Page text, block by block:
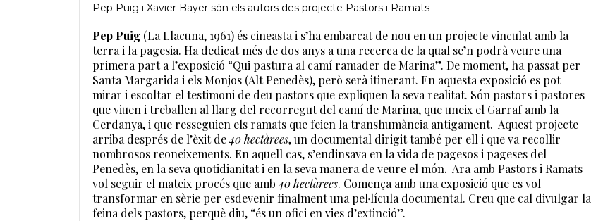
Pep Puig i Xavier Bayer són els autors des projecte Pastors i Ramats
Pep Puig (La Llacuna, 1961) és cineasta i s’ha embarcatde nou en un projecte vinculat amb la
terra i la pagesia. Ha dedicat més de dos anys a una recerca de la qual se’n podrà veure una
primera part a l’exposició “Qui pastura al camí ramader de Marina”. De moment, ha passat per
Santa Margarida i els Monjos (Alt Penedès), però serà itinerant. En aquesta exposició es pot
mirar i escoltar el testimoni de deu pastors que expliquen la seva realitat. Són pastors i pastores
que viuen i treballen al llarg del recorregut del camí de Marina, que uneix el Garraf amb la
Cerdanya, i que resseguien els ramats que feien la transhumància antigament. Aquest projecte
arriba després de l’èxit de40 hectàrees, un documental dirigit també per ell i que va recollir
nombrosos reoneixements. En aquell cas, s’endinsava en la vida de pagesos i pageses del
Penedès, en la seva quotidianitat i en la seva manera de veure el món. Ara amb Pastors i Ramats
vol seguir el mateix procés que amb40 hectàrees. Comença amb una exposició que es vol
transformar en sèrie per esdevenir finalment una pel·lícula documental. Creu que cal divulgar la
feina dels pastors, perquè diu, “és un ofici en vies d’extinció”.